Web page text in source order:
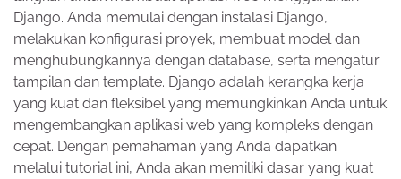
Django. Anda memulai dengan instalasi Django,
melakukan konfigurasi proyek, membuat model dan
menghubungkannya dengan database, serta mengatur
tampilan dan template. Django adalah kerangka kerja
yang kuat dan fleksibel yang memungkinkan Anda untuk
mengembangkan aplikasi web yang kompleks dengan
cepat. Dengan pemahaman yang Anda dapatkan
melalui tutorial ini, Anda akan memiliki dasar yang kuat